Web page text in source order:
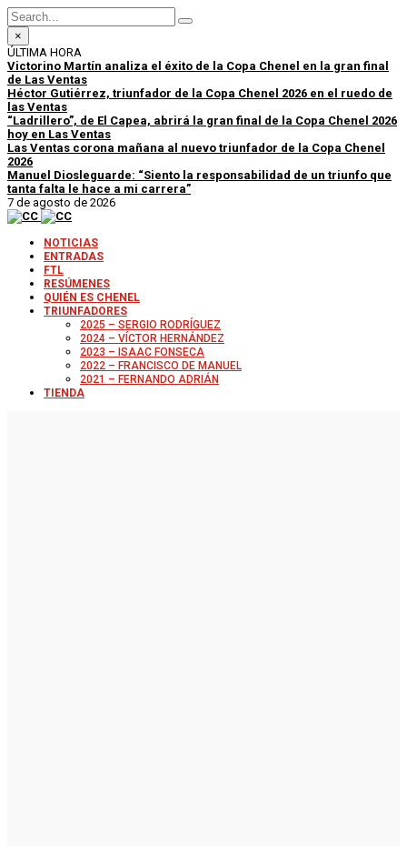
×
ÚLTIMA HORA
Victorino Martín analiza el éxito de la Copa Chenel en la gran final
de Las Ventas
Héctor Gutiérrez, triunfador de la Copa Chenel 2026 en el ruedo de
las Ventas
“Ladrillero”, de El Capea, abrirá la gran final de la Copa Chenel 2026
hoy en Las Ventas
Las Ventas corona mañana al nuevo triunfador de la Copa Chenel
2026
Manuel Diosleguarde: “Siento la responsabilidad de un triunfo que
tanta falta le hace a mi carrera”
7 de agosto de 2026
NOTICIAS
ENTRADAS
FTL
RESÚMENES
QUIÉN ES CHENEL
TRIUNFADORES
2025 – SERGIO RODRÍGUEZ
2024 – VÍCTOR HERNÁNDEZ
2023 – ISAAC FONSECA
2022 – FRANCISCO DE MANUEL
2021 – FERNANDO ADRIÁN
TIENDA